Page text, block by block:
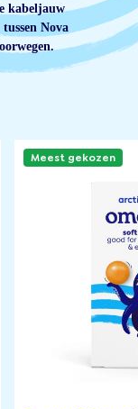
kabeljauw
Nova
Meest gekozen